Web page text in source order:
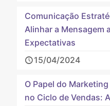
Comunicação
Alinhar a Mensagem
Expectativas
15/04/2024
O Papel do
no Ciclo de Vendas: